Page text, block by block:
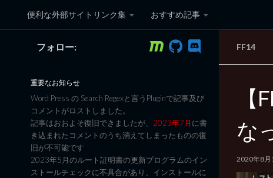
コンテンツへスキップ
便利な外部サイトリンク集 おすすめ記事
黒翼猫のコンピュータ
FF14
な
2020年8月
フォロー:
重要なお知らせ
Word Press の Search Regexと言うPluginで記事及び
コメントがロストしました。
記事はおおよそ復旧できましたが、 2023年7月に書
き込まれたコメントのうち消えてしまったものの復
旧が不可能です
2023年5月のルート証明書の更新プログラムのイン
ストールチェックに不具合があり、インストールに